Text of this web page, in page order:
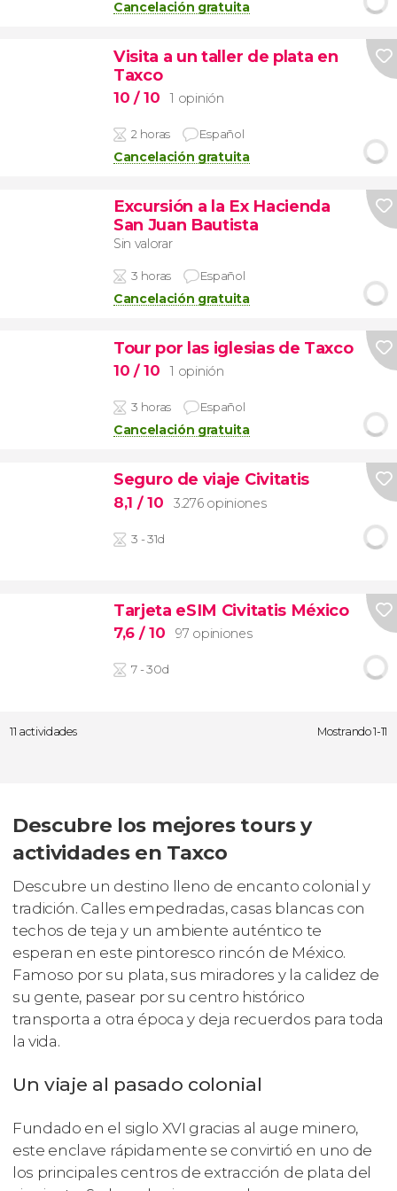
Cancelación gratuita
Visita a un taller de plata en
Taxco
10 / 10 1 opinión
2 horas Español
Cancelación gratuita
Excursión a la Ex Hacienda
San Juan Bautista
Sin valorar
3 horas Español
Cancelación gratuita
Tour por las iglesias de Taxco
10 / 10 1 opinión
3 horas Español
Cancelación gratuita
Seguro de viaje Civitatis
8,1 / 10 3.276 opiniones
3 - 31d
Tarjeta eSIM Civitatis México
7,6 / 10 97 opiniones
7 - 30d
11 actividades Mostrando 1-11
Descubre los mejores tours y
actividades en Taxco
Descubre un destino lleno de encanto colonial y
tradición. Calles empedradas, casas blancas con
techos de teja y un ambiente auténtico te
esperan en este pintoresco rincón de México.
Famoso por su plata, sus miradores y la calidez de
su gente, pasear por su centro histórico
transporta a otra época y deja recuerdos para toda
la vida.
Un viaje al pasado colonial
Fundado en el siglo XVI gracias al auge minero,
este enclave rápidamente se convirtió en uno de
los principales centros de extracción de plata del